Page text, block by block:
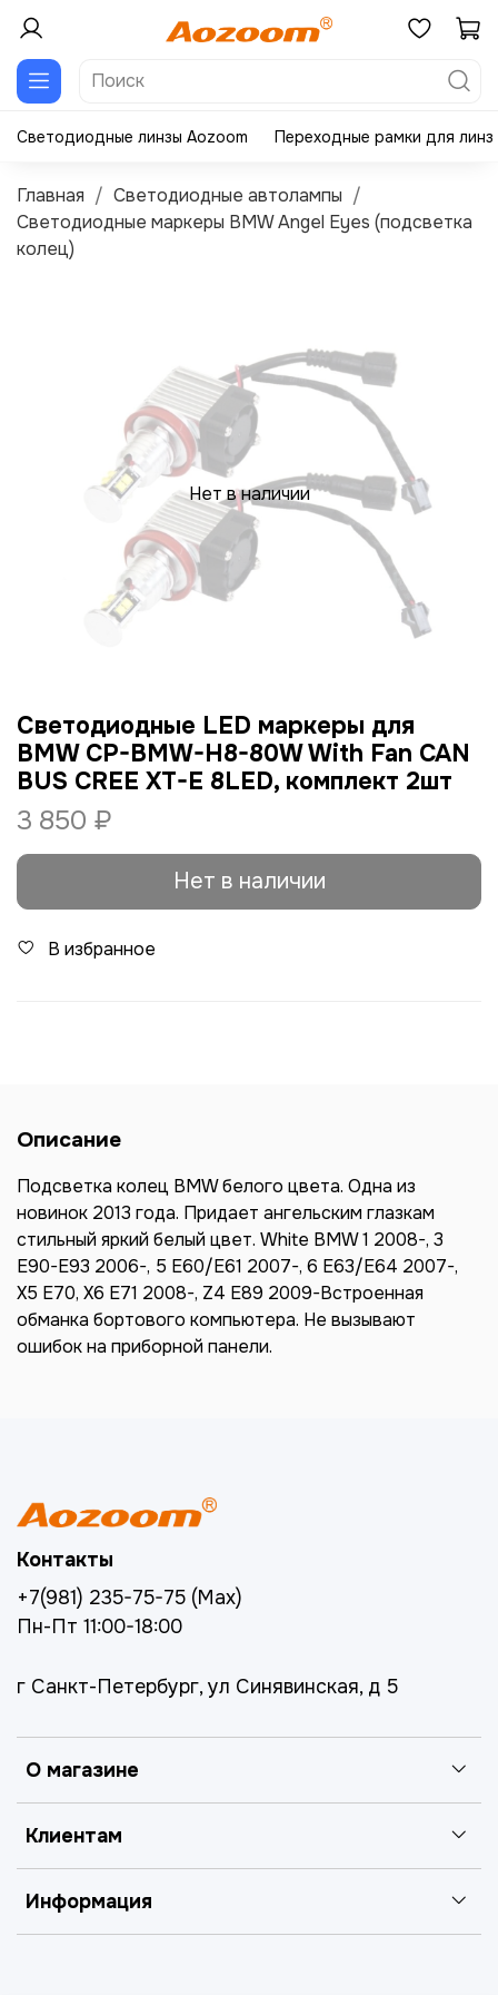
Светодиодные линзы Aozoom Переходные рамки для линз
Главная
Светодиодные автолампы
Светодиодные маркеры BMW Angel Eyes (подсветка
колец)
Нет в наличии
Светодиодные LED маркеры для
BMW CP-BMW-H8-80W With Fan CAN
BUS CREE XT-E 8LED, комплект 2шт
3 850 ₽
Нет в наличии
В избранное
Описание
Подсветка колец BMW белого цвета. Одна из
новинок 2013 года. Придает ангельским глазкам
стильный яркий белый цвет. White BMW 1 2008-, 3
E90-E93 2006-, 5 E60/E61 2007-, 6 E63/E64 2007-,
X5 E70, X6 E71 2008-, Z4 E89 2009-Встроенная
обманка бортового компьютера. Не вызывают
ошибок на приборной панели.
О магазине
Клиентам
Информация
Контакты
+7(981) 235-75-75 (Max)
Пн-Пт 11:00-18:00
г Санкт-Петербург, ул Синявинская, д 5